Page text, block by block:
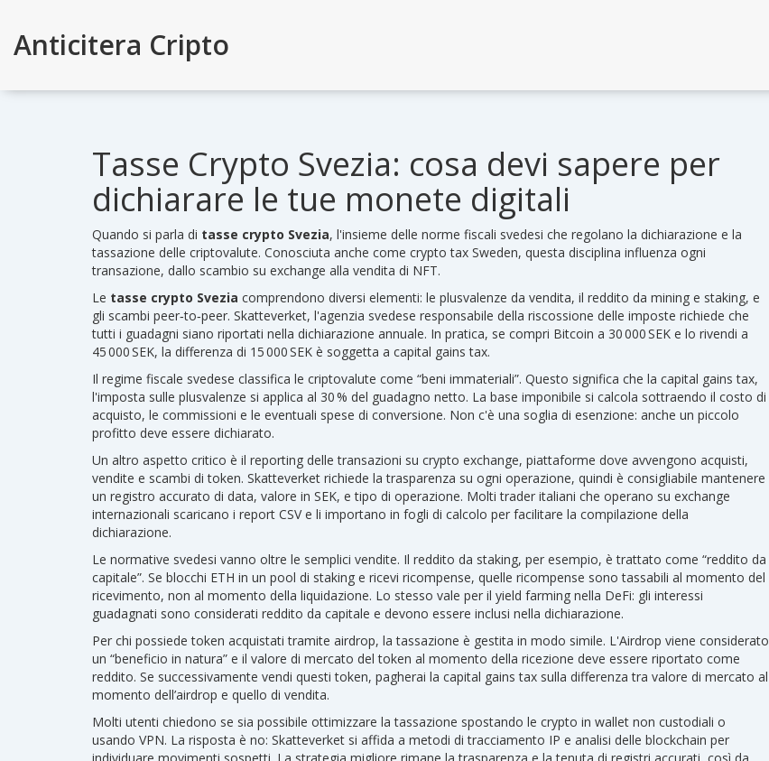
Anticitera Cripto
Tasse Crypto Svezia: cosa devi sapere per
dichiarare le tue monete digitali
Quando si parla di tasse crypto Svezia, l'insieme delle norme fiscali svedesi che regolano la dichiarazione e la
tassazione delle criptovalute. Conosciuta anche come crypto tax Sweden, questa disciplina influenza ogni
transazione, dallo scambio su exchange alla vendita di NFT.
Le tasse crypto Svezia comprendono diversi elementi: le plusvalenze da vendita, il reddito da mining e staking, e
gli scambi peer‑to‑peer. Skatteverket, l'agenzia svedese responsabile della riscossione delle imposte richiede che
tutti i guadagni siano riportati nella dichiarazione annuale. In pratica, se compri Bitcoin a 30 000 SEK e lo rivendi a
45 000 SEK, la differenza di 15 000 SEK è soggetta a capital gains tax.
Il regime fiscale svedese classifica le criptovalute come “beni immateriali”. Questo significa che la capital gains tax,
l'imposta sulle plusvalenze si applica al 30 % del guadagno netto. La base imponibile si calcola sottraendo il costo di
acquisto, le commissioni e le eventuali spese di conversione. Non c'è una soglia di esenzione: anche un piccolo
profitto deve essere dichiarato.
Un altro aspetto critico è il reporting delle transazioni su crypto exchange, piattaforme dove avvengono acquisti,
vendite e scambi di token. Skatteverket richiede la trasparenza su ogni operazione, quindi è consigliabile mantenere
un registro accurato di data, valore in SEK, e tipo di operazione. Molti trader italiani che operano su exchange
internazionali scaricano i report CSV e li importano in fogli di calcolo per facilitare la compilazione della
dichiarazione.
Le normative svedesi vanno oltre le semplici vendite. Il reddito da staking, per esempio, è trattato come “reddito da
capitale”. Se blocchi ETH in un pool di staking e ricevi ricompense, quelle ricompense sono tassabili al momento del
ricevimento, non al momento della liquidazione. Lo stesso vale per il yield farming nella DeFi: gli interessi
guadagnati sono considerati reddito da capitale e devono essere inclusi nella dichiarazione.
Per chi possiede token acquistati tramite airdrop, la tassazione è gestita in modo simile. L'Airdrop viene considerato
un “beneficio in natura” e il valore di mercato del token al momento della ricezione deve essere riportato come
reddito. Se successivamente vendi questi token, pagherai la capital gains tax sulla differenza tra valore di mercato al
momento dell’airdrop e quello di vendita.
Molti utenti chiedono se sia possibile ottimizzare la tassazione spostando le crypto in wallet non custodiali o
usando VPN. La risposta è no: Skatteverket si affida a metodi di tracciamento IP e analisi delle blockchain per